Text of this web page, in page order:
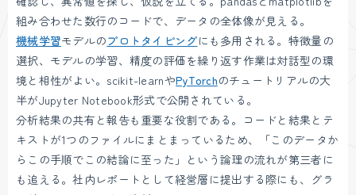
組み合わせた数行のコードで、データの全体像が見える。
機械学習モデルのプロトタイピングにも多用される。特徴量の
選択、モデルの学習、精度の評価を繰り返す作業は対話型の環
境と相性がよい。scikit-learnやPyTorchのチュートリアルの大
半がJupyter Notebook形式で公開されている。
分析結果の共有と報告も重要な役割である。コードと結果とテ
キストが1つのファイルにまとまっているため、「このデータか
らこの手順でこの結論に至った」という論理の流れが第三者に
も追える。社内レポートとして経営層に提出する際にも、グラ